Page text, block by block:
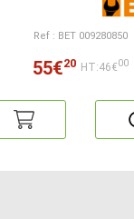
Ref : BET 009280850
55€20 HT:46€00